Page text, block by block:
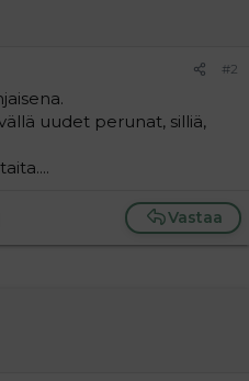
#2
uudet perunat, silliä,
Vastaa